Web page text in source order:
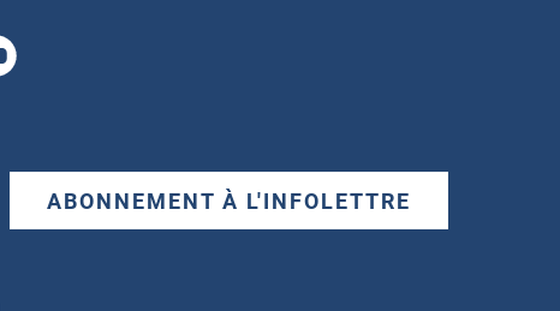
ABONNEMENT À L'INFOLETTRE